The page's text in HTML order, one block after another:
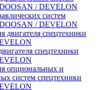
систем
/ DEVELON
спецтехники